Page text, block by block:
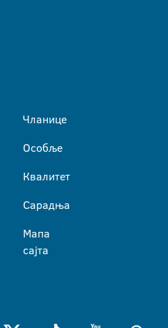
Чланице
Особље
Квалитет
Сарадња
Мапа
сајта